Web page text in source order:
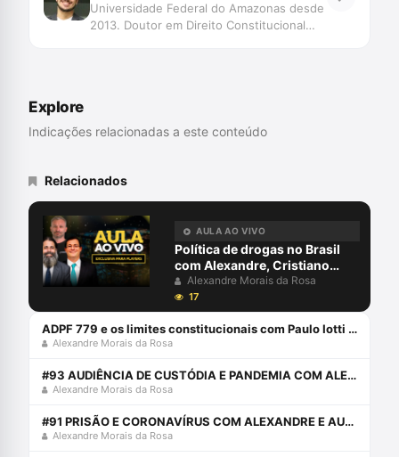
Universidade Federal do Amazonas desde
2013. Doutor em Direito Constitucional
Explore
Indicações relacionadas a este conteúdo
Relacionados
AULA AO VIVO
Política de drogas no Brasil
com Alexandre, Cristiano
Maronna e Emílio Figueiredo
Alexandre Morais da Rosa
17
ADPF 779 e os limites constitucionais com Paulo Iotti e Alexandre Morais da Rosa
Alexandre Morais da Rosa
#93 AUDIÊNCIA DE CUSTÓDIA E PANDEMIA COM ALEXANDRE E AURY
Alexandre Morais da Rosa
#91 PRISÃO E CORONAVÍRUS COM ALEXANDRE E AURY
Alexandre Morais da Rosa